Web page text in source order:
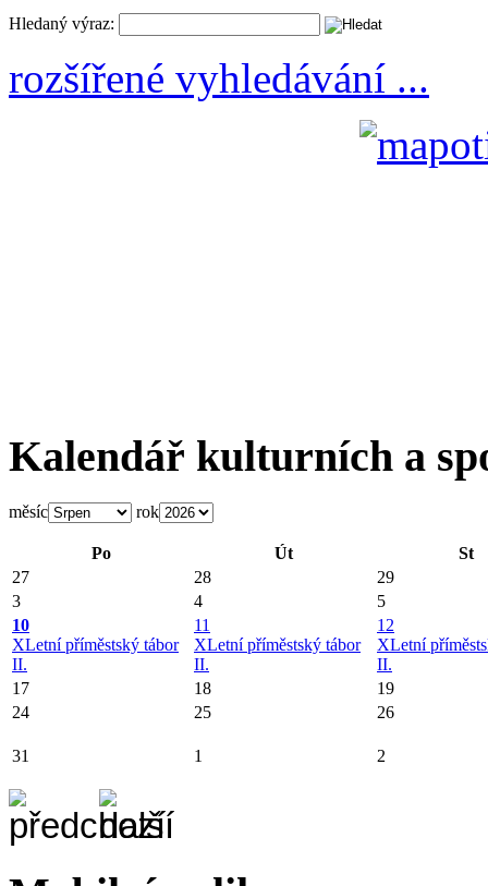
Hledaný výraz:
rozšířené vyhledávání ...
Kalendář kulturních a
měsíc rok
Po Út
St
27
28
29
3
4
5
10
XLetní příměstský tábor
II.
11
XLetní příměstský tábor
II.
12
XLetní
II.
17
18
19
24
25 26
31 1 2